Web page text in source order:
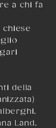
a chi fa
della
Land,